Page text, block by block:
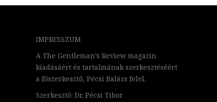
IMPRESSZUM
A The Gentleman’s Review magazin
kiadásáért és tartalmának szerkesztéséért
a főszerkesztő, Pécsi Balázs felel.
Szerkesztő: Dr. Pécsi Tibor